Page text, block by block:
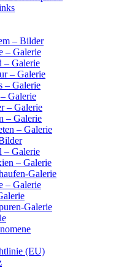
– Bilder
– Galerie
– Galerie
– Galerie
– Galerie
Galerie
– Galerie
– Galerie
– Galerie
– Galerie
– Galerie
Galerie
– Galerie
Galerie
(EU)